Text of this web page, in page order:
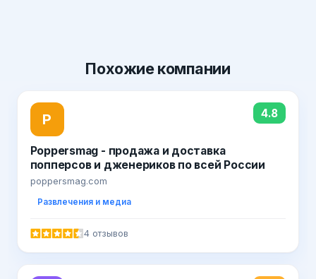
Похожиекомпании
P 4.8
Poppersmag - продажа и доставка
попперсов и дженериков по всей России
poppersmag.com
Развлечения и медиа
4 отзывов